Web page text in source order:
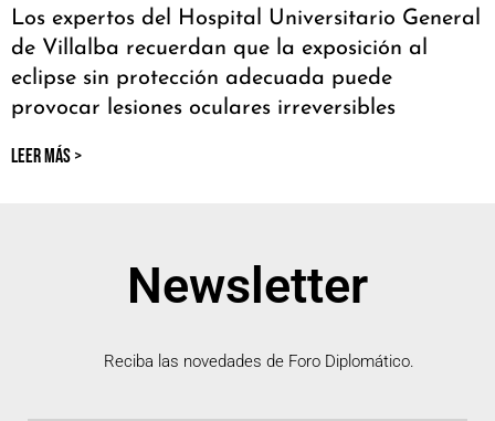
Los expertos del Hospital Universitario General
de Villalba recuerdan que la exposición al
eclipse sin protección adecuada puede
provocar lesiones oculares irreversibles
LEER MÁS >
Newsletter
Reciba las novedades de Foro Diplomático.